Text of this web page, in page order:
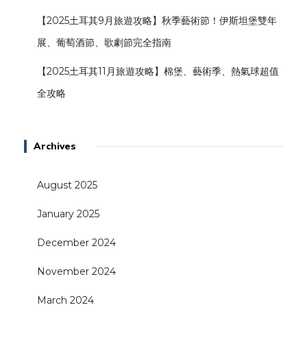
【2025土耳其9月旅遊攻略】秋季藝術節！伊斯坦堡雙年
展、葡萄酒節、歌劇節完全指南
【2025土耳其11月旅遊攻略】棉堡、藝術季、熱氣球超值
全攻略
Archives
August 2025
January 2025
December 2024
November 2024
March 2024